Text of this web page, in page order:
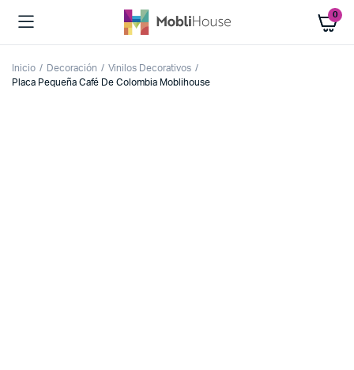
0
Inicio Decoración
Vinilos Decorativos
Placa Pequeña Café De Colombia Moblihouse